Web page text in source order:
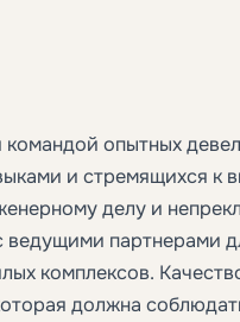
опытных
и стремящихся к
делу и
ведущими партнерами
комплексов.
должна